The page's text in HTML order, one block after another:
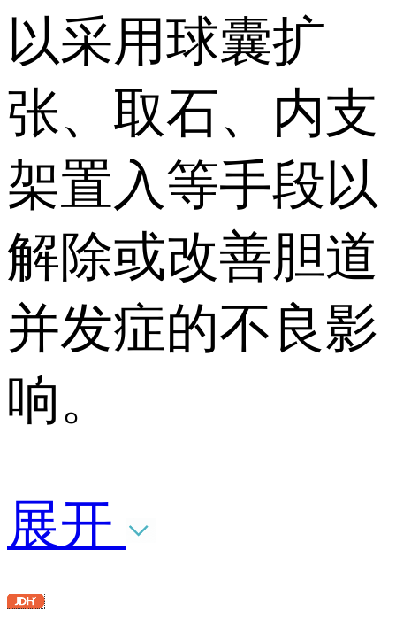
以采用球囊扩
张、取石、内支
架置入等手段以
解除或改善胆道
并发症的不良影
响。
展开